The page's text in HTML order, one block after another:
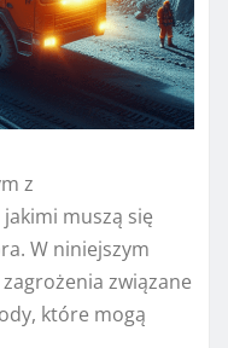
z
muszą się
W niniejszym
związane
które mogą